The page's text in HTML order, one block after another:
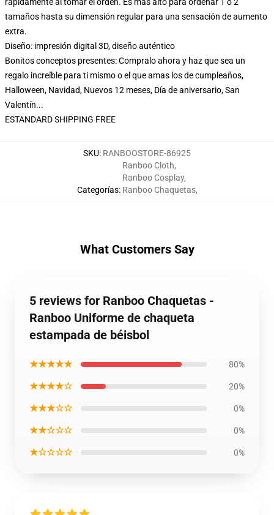
tamaños hasta su dimensión regular para una sensación de aumento
extra.
Diseño: impresión digital 3D, diseño auténtico
Bonitos conceptos presentes: Compralo ahora y haz que sea un
regalo increíble para ti mismo o el que amas los de cumpleaños,
Halloween, Navidad, Nuevos 12 meses, Día de aniversario, San
Valentín...
ESTANDARD SHIPPING FREE
SKU: RANBOOSTORE-86925
Categorías:
Ranboo Cloth,
Ranboo Cosplay,
Ranboo Chaquetas,
What Customers Say
5 reviews for Ranboo Chaquetas -
Ranboo Uniforme de chaqueta
estampada de béisbol
★★★★★ 80%
★★★★☆ 20%
★★★☆☆ 0%
★★☆☆☆ 0%
★☆☆☆☆ 0%